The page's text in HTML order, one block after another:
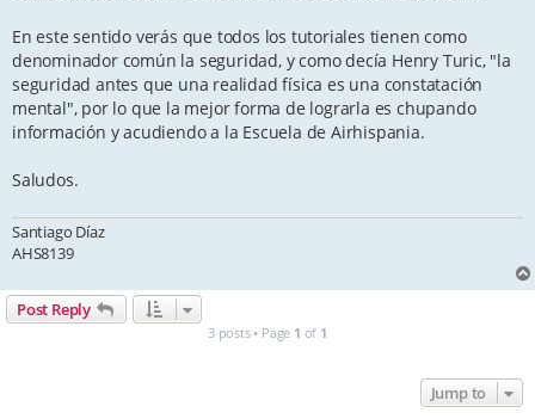
En este sentido verás que todos los tutoriales tienen como
denominador común la seguridad, y como decía Henry Turic, "la
seguridad antes que una realidad física es una constatación
mental", por lo que la mejor forma de lograrla es chupando
información y acudiendo a la Escuela de Airhispania.
Saludos.
Santiago Díaz
AHS8139
Post Reply
3 posts • Page 1 of 1
Jump to